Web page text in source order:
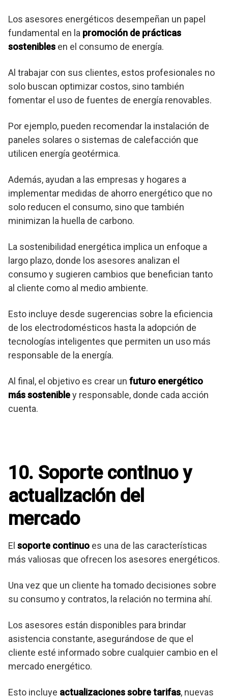
Los asesores energéticos desempeñan un papel
fundamental en la promoción de prácticas
sostenibles en el consumo de energía.
Al trabajar con sus clientes, estos profesionales no
solo buscan optimizar costos, sino también
fomentar el uso de fuentes de energía renovables.
Por ejemplo, pueden recomendar la instalación de
paneles solares o sistemas de calefacción que
utilicen energía geotérmica.
Además, ayudan a las empresas y hogares a
implementar medidas de ahorro energético que no
solo reducen el consumo, sino que también
minimizan la huella de carbono.
La sostenibilidad energética implica un enfoque a
largo plazo, donde los asesores analizan el
consumo y sugieren cambios que benefician tanto
al cliente como al medio ambiente.
Esto incluye desde sugerencias sobre la eficiencia
de los electrodomésticos hasta la adopción de
tecnologías inteligentes que permiten un uso más
responsable de la energía.
Al final, el objetivo es crear un futuro energético
más sostenibley responsable, donde cada acción
cuenta.
10. Soporte continuo y
actualización del
mercado
El soporte continuo es una de las características
más valiosas que ofrecen los asesores energéticos.
Una vez que un cliente ha tomado decisiones sobre
su consumo y contratos, la relación no termina ahí.
Los asesores están disponibles para brindar
asistencia constante, asegurándose de que el
cliente esté informado sobre cualquier cambio en el
mercado energético.
Esto incluye actualizaciones sobre tarifas, nuevas